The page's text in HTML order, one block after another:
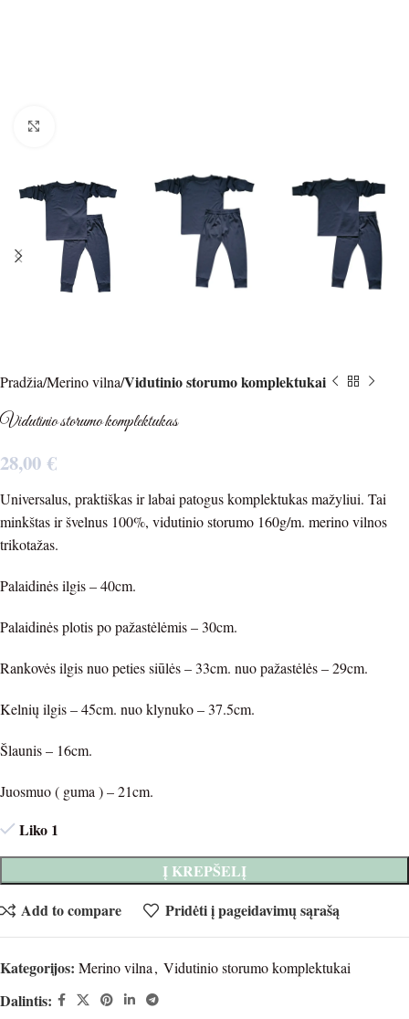
Pradžia Merino vilna Vidutinio storumo komplektukai
Vidutinio storumo komplektukas
28,00€
Universalus, praktiškas ir labai patogus komplektukas mažyliui. Tai
minkštas ir švelnus 100%, vidutinio storumo 160g/m. merino vilnos
trikotažas.
Palaidinės ilgis – 40cm.
Palaidinės plotis po pažastėlėmis – 30cm.
Rankovės ilgis nuo peties siūlės – 33cm. nuo pažastėlės – 29cm.
Kelnių ilgis – 45cm. nuo klynuko – 37.5cm.
Šlaunis – 16cm.
Juosmuo ( guma ) – 21cm.
Liko 1
Į KREPŠELĮ
Add to compare
Pridėti į pageidavimų sąrašą
Kategorijos: Merino vilna, Vidutinio storumo komplektukai
Dalintis: